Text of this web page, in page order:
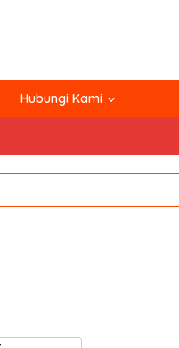
Hubungi Kami